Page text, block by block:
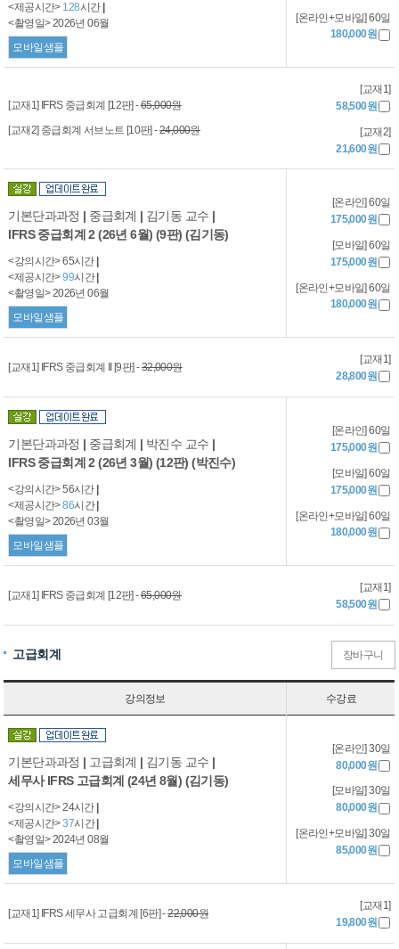
<제공시간> 128시간
<촬영일> 2026년 06월
모바일샘플
[온라인+모바일] 60일
180,000원
[교재1] IFRS 중급회계 [12판] -65,000원
[교재2] 중급회계 서브노트 [10판] -24,000원
[교재1]
58,500원
[교재2]
21,600원
기본단과과정 | 중급회계 | 김기동 교수 |
IFRS 중급회계 2 (26년 6월) (9판) (김기동)
<강의시간> 65시간
<제공시간>99시간
<촬영일> 2026년 06월
모바일샘플
[온라인] 60일
175,000원
[모바일] 60일
175,000원
[온라인+모바일] 60일
180,000원
[교재1] IFRS 중급회계 II [9판] -32,000원
[교재1]
28,800원
기본단과과정 | 중급회계 | 박진수 교수 |
IFRS 중급회계 2 (26년 3월) (12판) (박진수)
<강의시간> 56시간
<제공시간>86시간
<촬영일> 2026년 03월
모바일샘플
[온라인] 60일
175,000원
[모바일] 60일
175,000원
[온라인+모바일] 60일
180,000원
[교재1] IFRS 중급회계 [12판] -65,000원
[교재1]
58,500원
고급회계 장바구니
강의정보 수강료
기본단과과정 | 고급회계 | 김기동 교수 |
세무사 IFRS 고급회계 (24년 8월) (김기동)
<강의시간> 24시간
<제공시간>37시간
<촬영일> 2024년 08월
모바일샘플
[온라인] 30일
80,000원
[모바일] 30일
80,000원
[온라인+모바일] 30일
85,000원
[교재1] IFRS 세무사 고급회계 [6판] -22,000원
[교재1]
19,800원